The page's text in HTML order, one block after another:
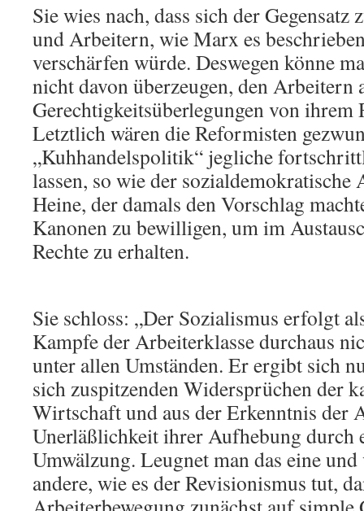
Sie wies nach, dass sich der
und Arbeitern, wie Marx es
verschärfen würde. Deswegen könne
nicht davon überzeugen, den Arbeitern
Gerechtigkeitsüberlegungen von ihrem
Letztlich wären die Reformisten
„Kuhhandelspolitik“ jegliche
lassen, so wie der sozialdemokratische
Heine, der damals den Vorschlag
Kanonen zu bewilligen, um im
Rechte zu erhalten.
Sie schloss: „Der Sozialismus erfolgt
Kampfe der Arbeiterklasse durchaus
unter allen Umständen. Er ergibt sich
sich zuspitzenden Widersprüchen der
Wirtschaft und aus der Erkenntnis der
Unerläßlichkeit ihrer Aufhebung durch
Umwälzung. Leugnet man das eine
andere, wie es der Revisionismus tut,